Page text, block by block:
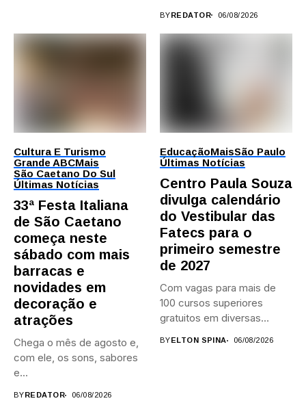
BYREDATOR 06/08/2026
Cultura E Turismo
Grande ABCMais
São Caetano Do Sul
Últimas Notícias
33ª Festa Italiana
de São Caetano
começa neste
sábado com mais
barracas e
novidades em
decoração e
atrações
Chega o mês de agosto e,
com ele, os sons, sabores
e...
BYREDATOR 06/08/2026
EducaçãoMaisSão Paulo
Últimas Notícias
Centro Paula Souza
divulga calendário
do Vestibular das
Fatecs para o
primeiro semestre
de 2027
Com vagas para mais de
100 cursos superiores
gratuitos em diversas
BYELTON SPINA 06/08/2026